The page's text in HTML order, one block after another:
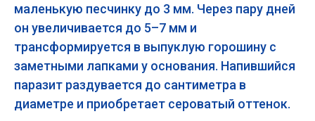
маленькую песчинку до 3 мм. Через пару дней
он увеличивается до 5–7 мм и
трансформируется в выпуклую горошину с
заметными лапками у основания. Напившийся
паразит раздувается до сантиметра в
диаметре и приобретает сероватый оттенок.